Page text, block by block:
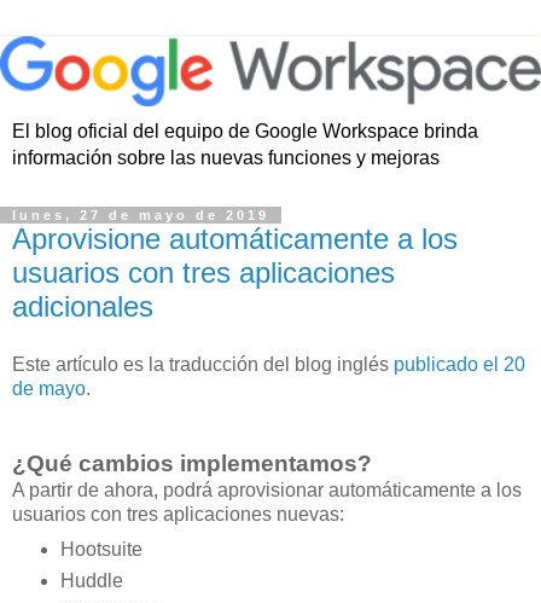
El blog oficial del equipo de Google Workspace brinda
información sobre las nuevas funciones y mejoras
lunes, 27 de mayo de 2019
Aprovisione automáticamente a los
usuarios con tres aplicaciones
adicionales
Este artículo es la traducción del blog inglés publicado el 20
de mayo.
¿Qué cambios implementamos?
A partir de ahora, podrá aprovisionar automáticamente a los
usuarios con tres aplicaciones nuevas:
Hootsuite
Huddle